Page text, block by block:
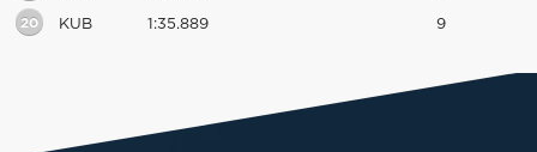
20 KUB 1:35.889 9